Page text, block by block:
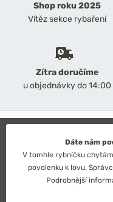
Shop roku 2025
Vítěz sekce rybaření
Zítra doručíme
u objednávky do 14:00
Dáte nám
V tomhle rybníčku
povolenku k lovu.
Podrobnější